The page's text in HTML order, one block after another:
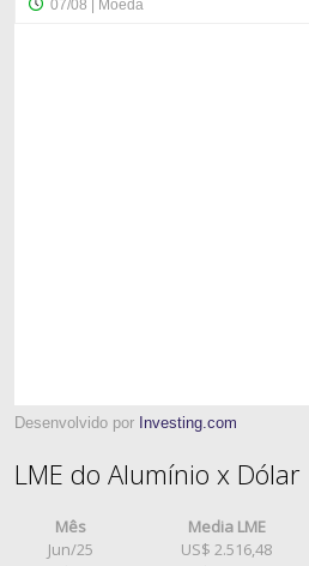
Desenvolvido por Investing.com
LME do Alumínio x Dólar
Mês Media LME
Jun/25
US$ 2.516,48